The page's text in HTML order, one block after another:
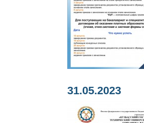
31.05.2023